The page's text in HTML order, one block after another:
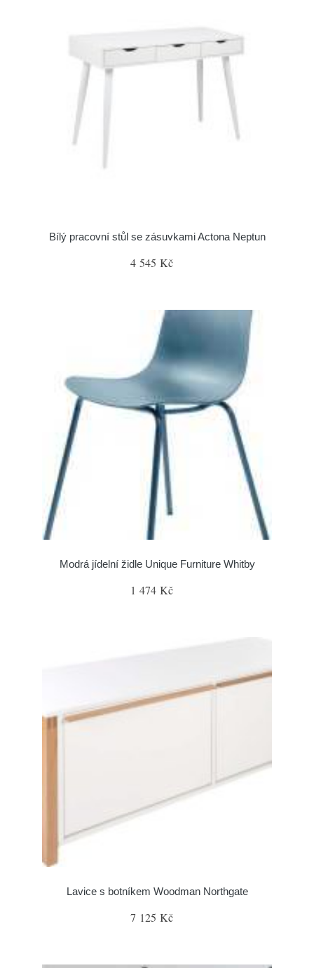
Bílý pracovní stůl se zásuvkami Actona Neptun
4 545 Kč
Modrá jídelní židle Unique Furniture Whitby
1 474 Kč
Lavice s botníkem Woodman Northgate
7 125 Kč